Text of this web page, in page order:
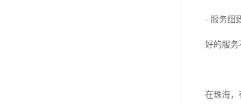
- 服务细
好的服务
在珠海，